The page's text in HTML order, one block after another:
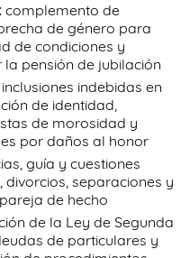
complemento de
de género para
de condiciones y
pensión de jubilación
inclusiones indebidas en
de identidad,
de morosidad y
por daños al honor
guía y cuestiones
separaciones y
de hecho
de la Ley de Segunda
de particulares y